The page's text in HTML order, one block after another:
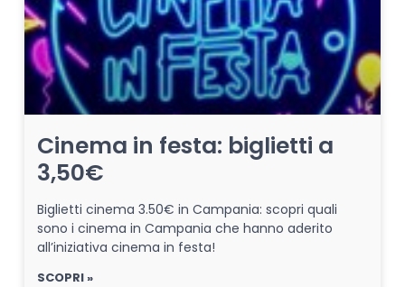
Cinema in festa: biglietti a
3,50€
Biglietti cinema 3.50€ in Campania: scopri quali
sono i cinema in Campania che hanno aderito
all’iniziativa cinema in festa!
SCOPRI »